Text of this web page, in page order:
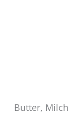
Butter,